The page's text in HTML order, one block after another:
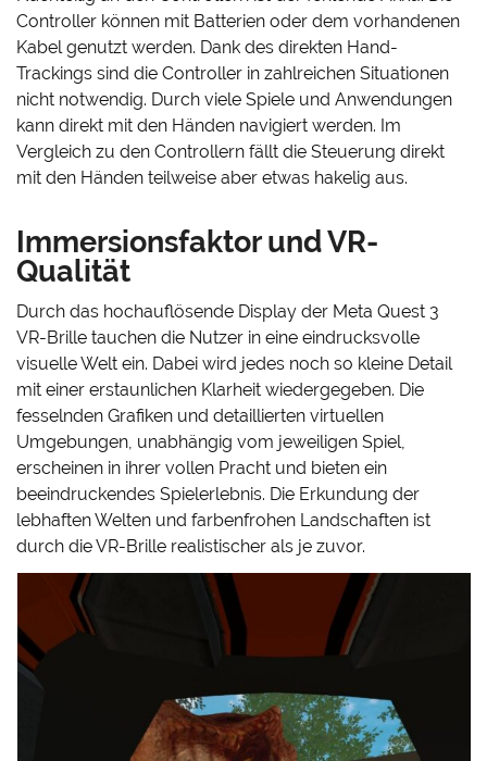
Controller können mit Batterien oder dem vorhandenen
Kabel genutzt werden. Dank des direkten Hand-
Trackings sind die Controller in zahlreichen Situationen
nicht notwendig. Durch viele Spiele und Anwendungen
kann direkt mit den Händen navigiert werden. Im
Vergleich zu den Controllern fällt die Steuerung direkt
mit den Händen teilweise aber etwas hakelig aus.
Immersionsfaktor und VR-
Qualität
Durch das hochauflösende Display der Meta Quest 3
VR-Brille tauchen die Nutzer in eine eindrucksvolle
visuelle Welt ein. Dabei wird jedes noch so kleine Detail
mit einer erstaunlichen Klarheit wiedergegeben. Die
fesselnden Grafiken und detaillierten virtuellen
Umgebungen, unabhängig vom jeweiligen Spiel,
erscheinen in ihrer vollen Pracht und bieten ein
beeindruckendes Spielerlebnis. Die Erkundung der
lebhaften Welten und farbenfrohen Landschaften ist
durch die VR-Brille realistischer als je zuvor.